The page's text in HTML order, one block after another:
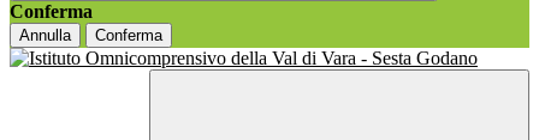
Conferma
Annulla Conferma